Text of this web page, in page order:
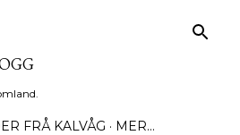
FRÅ KALVÅG MER…